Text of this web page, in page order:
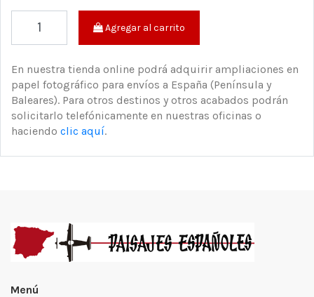
Agregar al carrito
En nuestra tienda online podrá adquirir ampliaciones en
papel fotográfico para envíos a España (Península y
Baleares). Para otros destinos y otros acabados podrán
solicitarlo telefónicamente en nuestras oficinas o
haciendo clic aquí.
Menú